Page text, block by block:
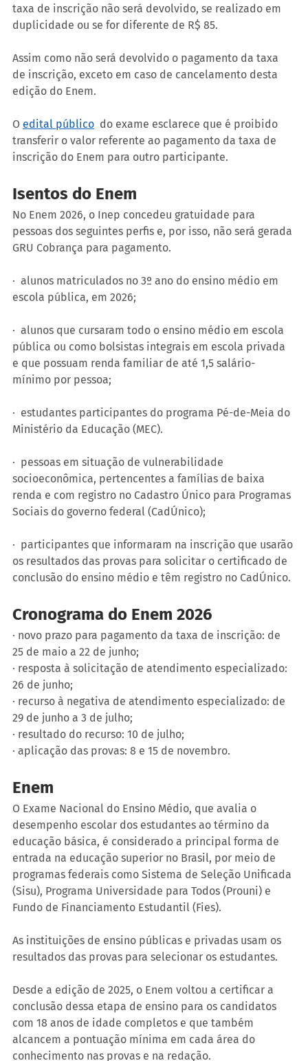
taxa de inscrição não será devolvido, se realizado em
duplicidade ou se for diferente de R$ 85.
Assim como não será devolvido o pagamento da taxa
de inscrição, exceto em caso de cancelamento desta
edição do Enem.
O edital público
  do exame esclarece que é proibido
transferir o valor referente ao pagamento da taxa de
inscrição do Enem para outro participante.
Isentos do Enem
No Enem 2026, o Inep concedeu gratuidade para
pessoas dos seguintes perfis e, por isso, não será gerada
GRU Cobrança para pagamento.
·  alunos matriculados no 3º ano do ensino médio em
escola pública, em 2026;
·  alunos que cursaram todo o ensino médio em escola
pública ou como bolsistas integrais em escola privada
e que possuam renda familiar de até 1,5 salário-
mínimo por pessoa;
·  estudantes participantes do programa Pé-de-Meia do
Ministério da Educação (MEC).
·  pessoas em situação de vulnerabilidade
socioeconômica, pertencentes a famílias de baixa
renda e com registro no Cadastro Único para Programas
Sociais do governo federal (CadÚnico);
·  participantes que informaram na inscrição que usarão
os resultados das provas para solicitar o certificado de
conclusão do ensino médio e têm registro no CadÚnico.
Cronograma do Enem 2026
· novo prazo para pagamento da taxa de inscrição: de
25 de maio a 22 de junho;
· resposta à solicitação de atendimento especializado:
26 de junho;
· recurso à negativa de atendimento especializado: de
29 de junho a 3 de julho;
· resultado do recurso: 10 de julho;
· aplicação das provas: 8 e 15 de novembro.
Enem
O Exame Nacional do Ensino Médio, que avalia o
desempenho escolar dos estudantes ao término da
educação básica, é considerado a principal forma de
entrada na educação superior no Brasil, por meio de
programas federais como Sistema de Seleção Unificada
(Sisu), Programa Universidade para Todos (Prouni) e
Fundo de Financiamento Estudantil (Fies).
As instituições de ensino públicas e privadas usam os
resultados das provas para selecionar os estudantes.
Desde a edição de 2025, o Enem voltou a certificar a
conclusão dessa etapa de ensino para os candidatos
com 18 anos de idade completos e que também
alcancem a pontuação mínima em cada área do
conhecimento nas provas e na redação.